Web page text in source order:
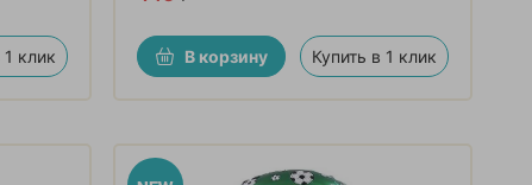
1 клик В корзину Купить в 1 клик